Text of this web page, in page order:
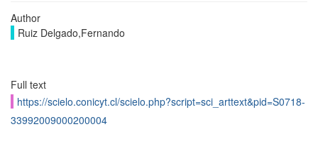
Author
Ruiz Delgado,Fernando
Full text
https://scielo.conicyt.cl/scielo.php?script=sci_arttext&pid=S0718-
33992009000200004